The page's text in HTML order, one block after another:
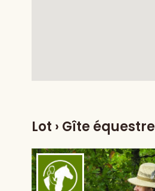
Lot › Gîte équestre